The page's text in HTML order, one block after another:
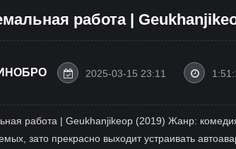
работа |
2025-03-15 23:11
работа | Geukhanjikeop (2019) Жанр:
зато прекрасно выходит устраивать